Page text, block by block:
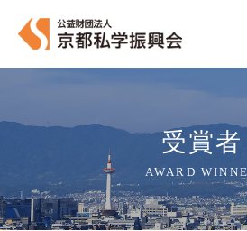
受賞者
AWARD